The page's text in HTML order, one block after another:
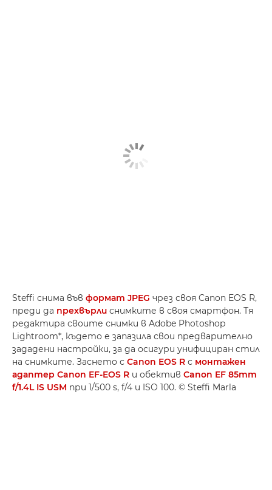
Steffi снима във формат JPEG чрез своя Canon EOS R,
преди да прехвърли снимките в своя смартфон. Тя
редактира своите снимки в Adobe Photoshop
Lightroom*, където е запазила свои предварително
зададени настройки, за да осигури унифициран стил
на снимките. Заснето с Canon EOS R с монтажен
адаптер Canon EF-EOS R и обектив Canon EF 85mm
f/1.4L IS USM при 1/500 s, f/4 и ISO 100. © Steffi Marla